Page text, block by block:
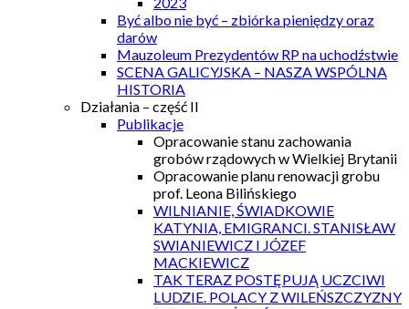
Być albo nie być – zbiórka pieniędzy oraz
darów
Mauzoleum Prezydentów RP na uchodźstwie
SCENA GALICYJSKA – NASZA WSPÓLNA
HISTORIA
Działania – część II
Publikacje
Opracowanie stanu zachowania
grobów rządowych w Wielkiej Brytanii
Opracowanie planu renowacji grobu
prof. Leona Bilińskiego
WILNIANIE, ŚWIADKOWIE
KATYNIA, EMIGRANCI. STANISŁAW
SWIANIEWICZ I JÓZEF
MACKIEWICZ
TAK TERAZ POSTĘPUJĄ UCZCIWI
LUDZIE. POLACY Z WILEŃSZCZYZNY